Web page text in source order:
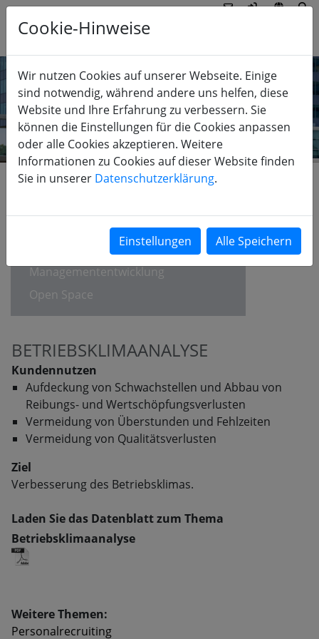
Betriebsklimaanalyse
Hochleistungsteams
Managemententwicklung
Open Space
BETRIEBSKLIMAANALYSE
Kundennutzen
Aufdeckung von Schwachstellen und Abbau von
Reibungs- und Wertschöpfungsverlusten
Vermeidung von Überstunden und Fehlzeiten
Vermeidung von Qualitätsverlusten
Ziel
Verbesserung des Betriebsklimas.
Laden Sie das Datenblatt zum Thema
Betriebsklimaanalyse
Weitere Themen:
Personalrecruiting
Cookie-Hinweise
Wir nutzen Cookies auf unserer Webseite. Einige
sind notwendig, während andere uns helfen, diese
Website und Ihre Erfahrung zu verbessern. Sie
können die Einstellungen für die Cookies anpassen
oder alle Cookies akzeptieren. Weitere
Informationen zu Cookies auf dieser Website finden
Sie in unserer Datenschutzerklärung.